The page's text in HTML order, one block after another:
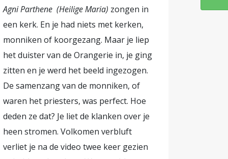
van
je hier.
en
Agni Parthene (Heilige Maria) zongen in
een kerk. En je had niets met kerken,
monniken of koorgezang. Maar je liep
het duister van de Orangerie in, je ging
zitten en je werd het beeld ingezogen.
De samenzang van de monniken, of
waren het priesters, was perfect. Hoe
deden ze dat? Je liet de klanken over je
heen stromen. Volkomen verbluft
verliet je na de video twee keer gezien